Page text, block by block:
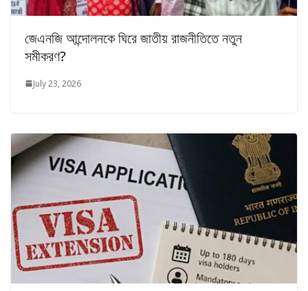
জেএনজি আন্দোলনকে ঘিরে জাতীয় রাজনীতিতে নতুন
সমীকরণ?
July 23, 2026